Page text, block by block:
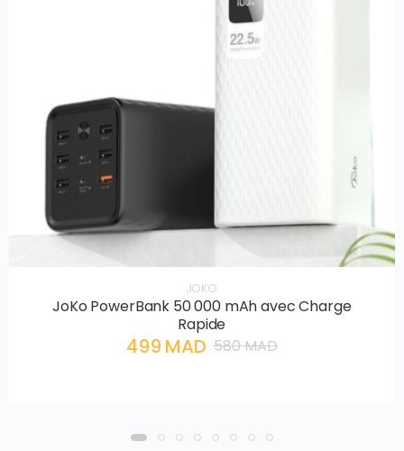
JOKO
JoKo PowerBank 50 000 mAh avec Charge
Rapide
499 MAD 580 MAD